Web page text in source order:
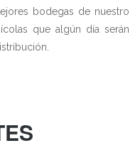
bodegas de nuestro
que algún día serán